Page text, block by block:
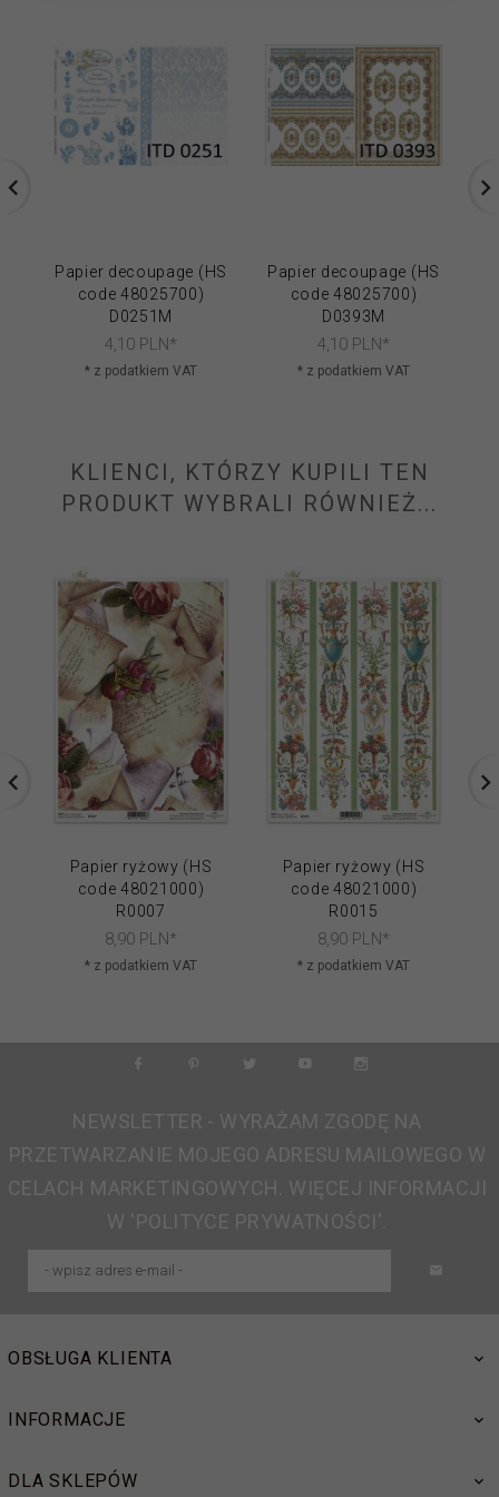
Papier decoupage (HS
code 48025700)
D0251M
4,10 PLN*
* z podatkiem VAT
Papier decoupage (HS
code 48025700)
D0393M
4,10 PLN*
* z podatkiem VAT
KLIENCI, KTÓRZY KUPILI TEN
PRODUKT WYBRALI RÓWNIEŻ...
Papier ryżowy (HS
code 48021000)
R0007
8,90 PLN*
* z podatkiem VAT
Papier ryżowy (HS
code 48021000)
R0015
8,90 PLN*
* z podatkiem VAT
NEWSLETTER - WYRAŻAM ZGODĘ NA
PRZETWARZANIE MOJEGO ADRESU MAILOWEGO W
CELACH MARKETINGOWYCH. WIĘCEJ INFORMACJI
W 'POLITYCE PRYWATNOŚCI'.
OBSŁUGA KLIENTA
INFORMACJE
DLA SKLEPÓW